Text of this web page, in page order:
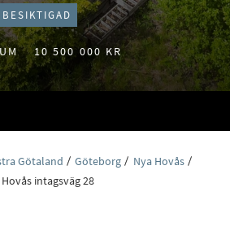
BESIKTIGAD
10 500 000 KR
Götaland Göteborg
Nya Hovås
Hovås intagsväg 28